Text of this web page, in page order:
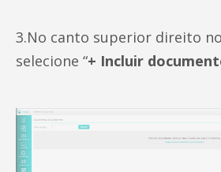
3.No canto superior direito
selecione “+ Incluir